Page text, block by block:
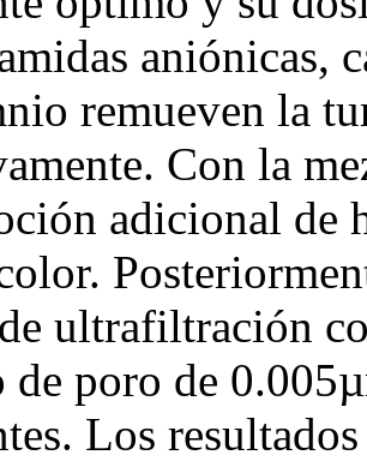
aniónicas,
remueven la
Con la
adicional de
ultrafiltración
de poro de
Los